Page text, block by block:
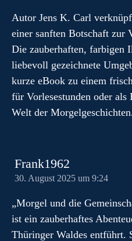
Autor Jens K. Carl
einer sanften Botschaft zur
Die zauberhaften, farbigen
liebevoll gezeichnete
kurze eBook zu einem
für Vorlesestunden oder
Welt der
Frank1962
30. August 2025 um 9:24
„Morgel und die
ist ein zauberhaftes
Thüringer Waldes entführt.